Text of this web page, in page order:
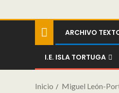
ARCHIVO
I.E. ISLA TORTUGA
Inicio Miguel León-